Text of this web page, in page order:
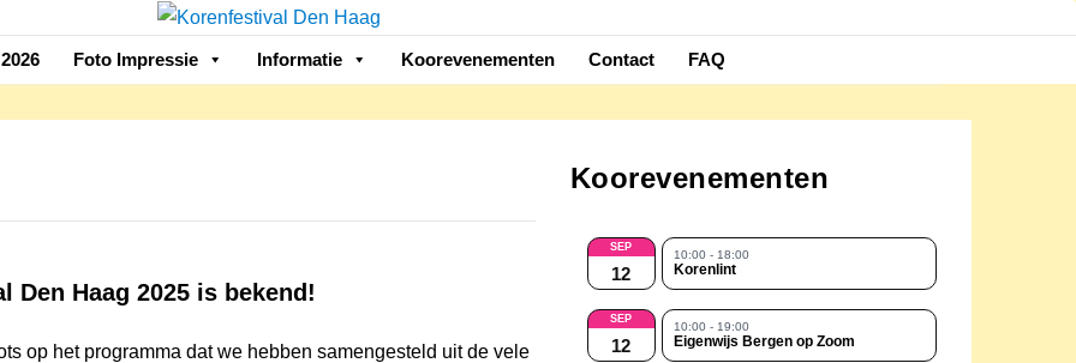
Foto Impressie Informatie Koorevenementen Contact FAQ
Den Haag 2025 is bekend!
op het programma dat we hebben samengesteld uit de vele
Koorevenementen
SEP
12
10:00 - 18:00
Korenlint
SEP
12
10:00 - 19:00
Eigenwijs Bergen op Zoom